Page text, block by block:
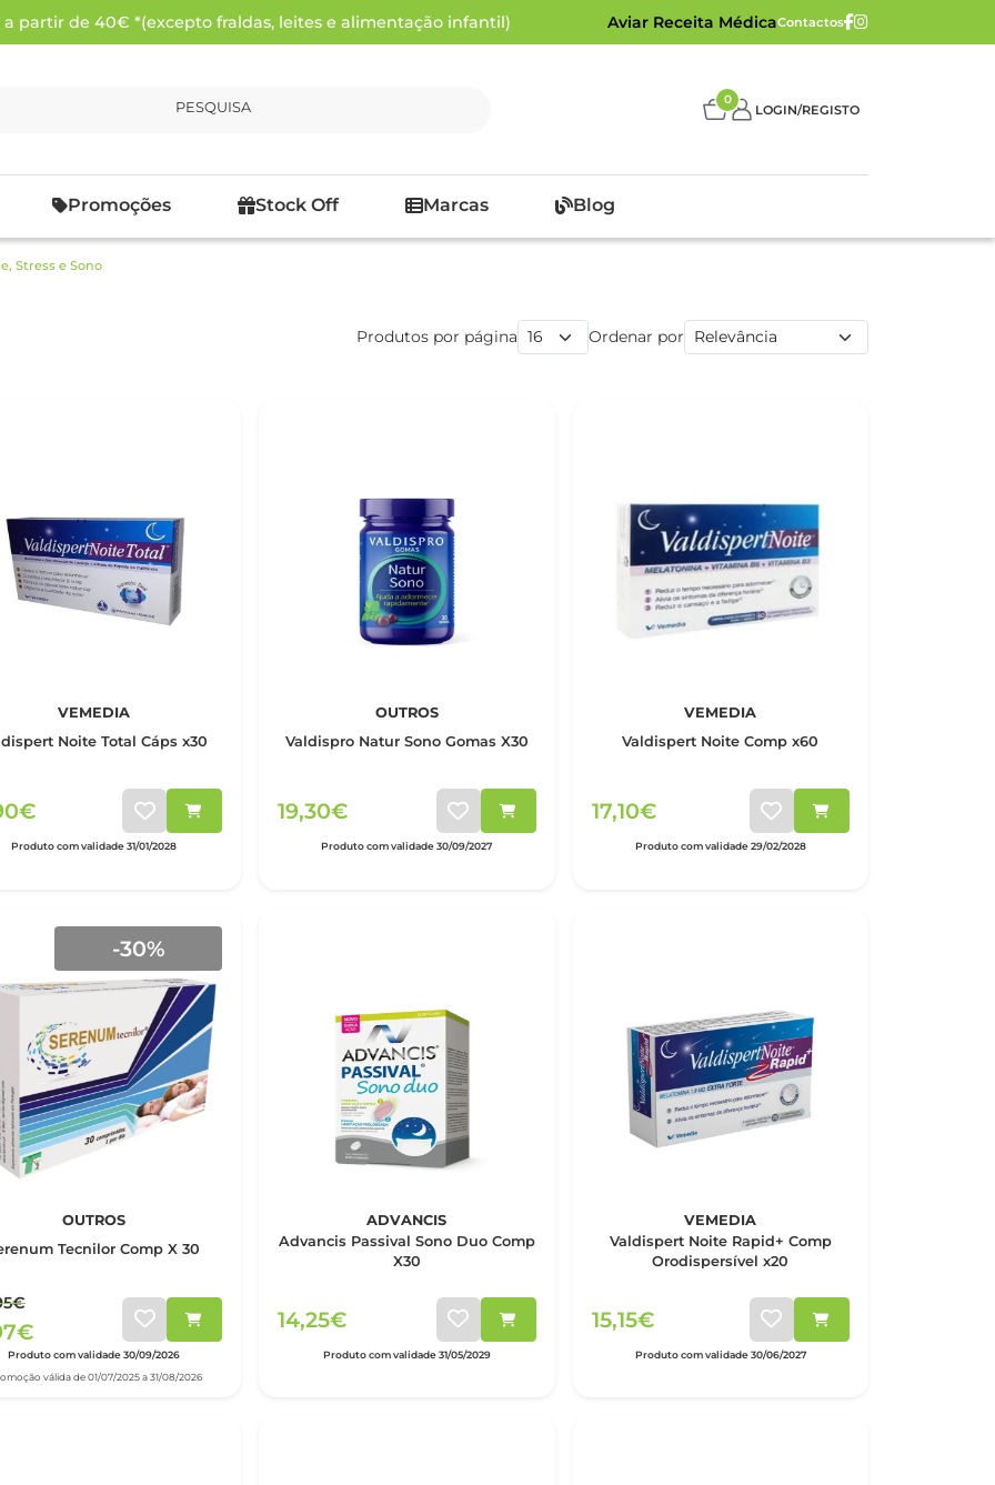
partir de 40€ *(excepto fraldas, leites e alimentação infantil) Aviar Receita MédicaContactos
PESQUISA 0
LOGIN/REGISTO
Promoções Stock Off Marcas Blog
Stress e Sono
Produtos por página Ordenar por
VEMEDIA
Noite Total Cáps x30
Produto com validade 31/01/2028
OUTROS
Valdispro Natur Sono Gomas X30
19,30€
Produto com validade 30/09/2027
VEMEDIA
Valdispert Noite Comp x60
17,10€
Produto com validade 29/02/2028
-30%
válida de 01/07/2025 a 31/08/2026
OUTROS
Tecnilor Comp X 30
Produto com validade 30/09/2026
ADVANCIS
Advancis Passival Sono Duo Comp
X30
14,25€
Produto com validade 31/05/2029
VEMEDIA
Valdispert Noite Rapid+ Comp
Orodispersível x20
15,15€
Produto com validade 30/06/2027